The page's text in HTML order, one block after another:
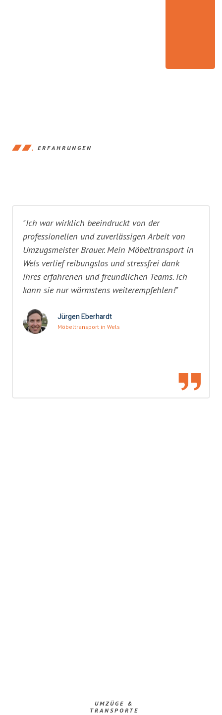
ERFAHRUNGEN
"Ich war wirklich beeindruckt von der
professionellen und zuverlässigen Arbeit von
Umzugsmeister Brauer. Mein Möbeltransport in
Wels verlief reibungslos und stressfrei dank
ihres erfahrenen und freundlichen Teams. Ich
kann sie nur wärmstens weiterempfehlen!"
Jürgen Eberhardt
Möbeltransport in Wels
UMZÜGE &
TRANSPORTE